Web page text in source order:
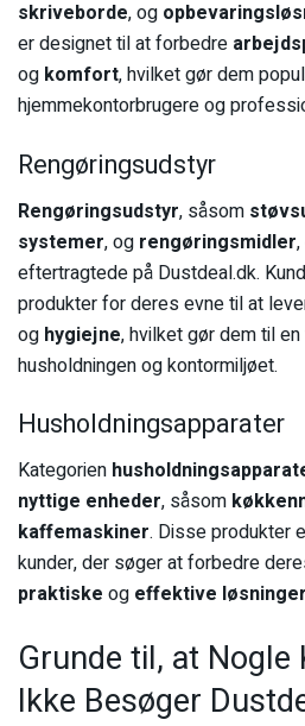
skriveborde, og
er designet til at forbedre
og komfort, hvilket gør dem
hjemmekontorbrugere og
Rengøringsudstyr
Rengøringsudstyr, såsom
systemer, og rengøringsmidler
eftertragtede på Dustdeal.dk.
produkter for deres evne til at
og hygiejne, hvilket gør dem til
husholdningen og kontormiljøet.
Husholdningsapparater
Kategorien
nyttige enheder, såsom
kaffemaskiner. Disse produkter
kunder, der søger at forbedre
praktiske og effektive løsninger
Grunde til, at
Ikke Besøger